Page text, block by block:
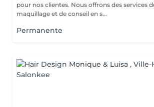
pour nos clientes. Nous offrons des services
maquillage et de conseil en s...
Permanente